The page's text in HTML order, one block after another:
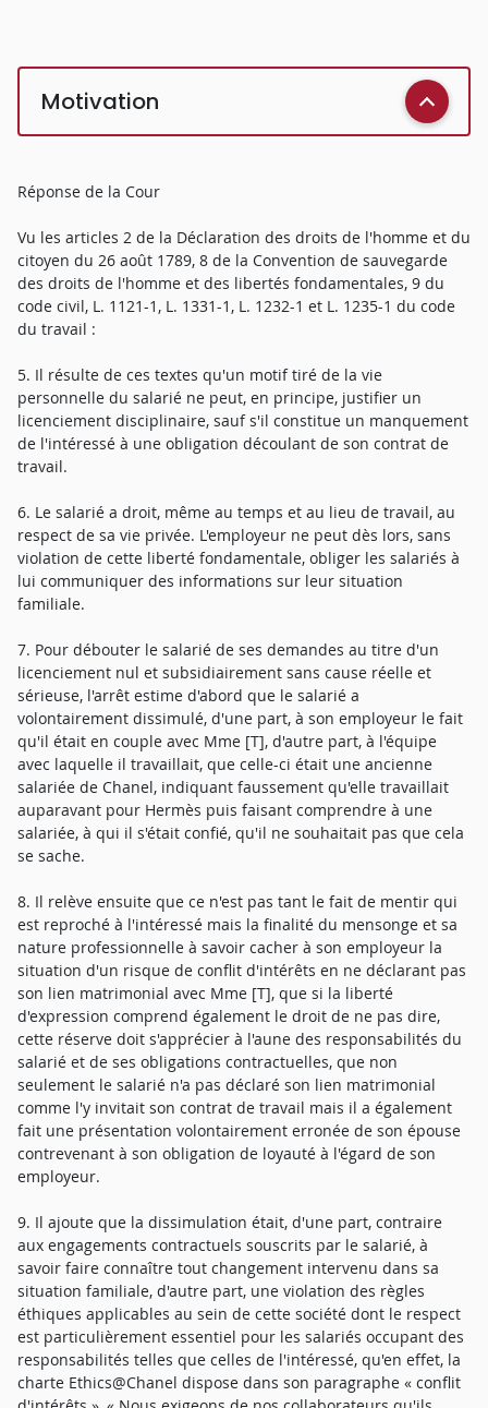
Motivation
Réponse de la Cour
Vu les articles 2 de la Déclaration des droits de l'homme et du
citoyen du 26 août 1789, 8 de la Convention de sauvegarde
des droits de l'homme et des libertés fondamentales, 9 du
code civil, L. 1121-1, L. 1331-1, L. 1232-1 et L. 1235-1 du code
du travail :
5. Il résulte de ces textes qu'un motif tiré de la vie
personnelle du salarié ne peut, en principe, justifier un
licenciement disciplinaire, sauf s'il constitue un manquement
de l'intéressé à une obligation découlant de son contrat de
travail.
6. Le salarié a droit, même au temps et au lieu de travail, au
respect de sa vie privée. L'employeur ne peut dès lors, sans
violation de cette liberté fondamentale, obliger les salariés à
lui communiquer des informations sur leur situation
familiale.
7. Pour débouter le salarié de ses demandes au titre d'un
licenciement nul et subsidiairement sans cause réelle et
sérieuse, l'arrêt estime d'abord que le salarié a
volontairement dissimulé, d'une part, à son employeur le fait
qu'il était en couple avec Mme [T], d'autre part, à l'équipe
avec laquelle il travaillait, que celle-ci était une ancienne
salariée de Chanel, indiquant faussement qu'elle travaillait
auparavant pour Hermès puis faisant comprendre à une
salariée, à qui il s'était confié, qu'il ne souhaitait pas que cela
se sache.
8. Il relève ensuite que ce n'est pas tant le fait de mentir qui
est reproché à l'intéressé mais la finalité du mensonge et sa
nature professionnelle à savoir cacher à son employeur la
situation d'un risque de conflit d'intérêts en ne déclarant pas
son lien matrimonial avec Mme [T], que si la liberté
d'expression comprend également le droit de ne pas dire,
cette réserve doit s'apprécier à l'aune des responsabilités du
salarié et de ses obligations contractuelles, que non
seulement le salarié n'a pas déclaré son lien matrimonial
comme l'y invitait son contrat de travail mais il a également
fait une présentation volontairement erronée de son épouse
contrevenant à son obligation de loyauté à l'égard de son
employeur.
9. Il ajoute que la dissimulation était, d'une part, contraire
aux engagements contractuels souscrits par le salarié, à
savoir faire connaître tout changement intervenu dans sa
situation familiale, d'autre part, une violation des règles
éthiques applicables au sein de cette société dont le respect
est particulièrement essentiel pour les salariés occupant des
responsabilités telles que celles de l'intéressé, qu'en effet, la
charte Ethics@Chanel dispose dans son paragraphe « conflit